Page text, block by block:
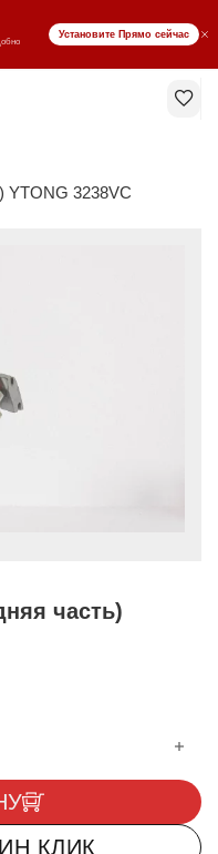
₸ KZT
YTONG 3238VC
часть)
цена
цена: 500 ₸.
(задняя часть)
КЛИК